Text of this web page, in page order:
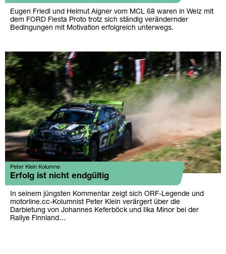
Eugen Friedl und Helmut Aigner vom MCL 68 waren in Weiz mit
dem FORD Fiesta Proto trotz sich ständig verändernder
Bedingungen mit Motivation erfolgreich unterwegs.
Peter Klein Kolumne
Erfolg ist nicht endgültig
In seinem jüngsten Kommentar zeigt sich ORF-Legende und
motorline.cc-Kolumnist Peter Klein verärgert über die
Darbietung von Johannes Keferböck und Ilka Minor bei der
Rallye Finnland…